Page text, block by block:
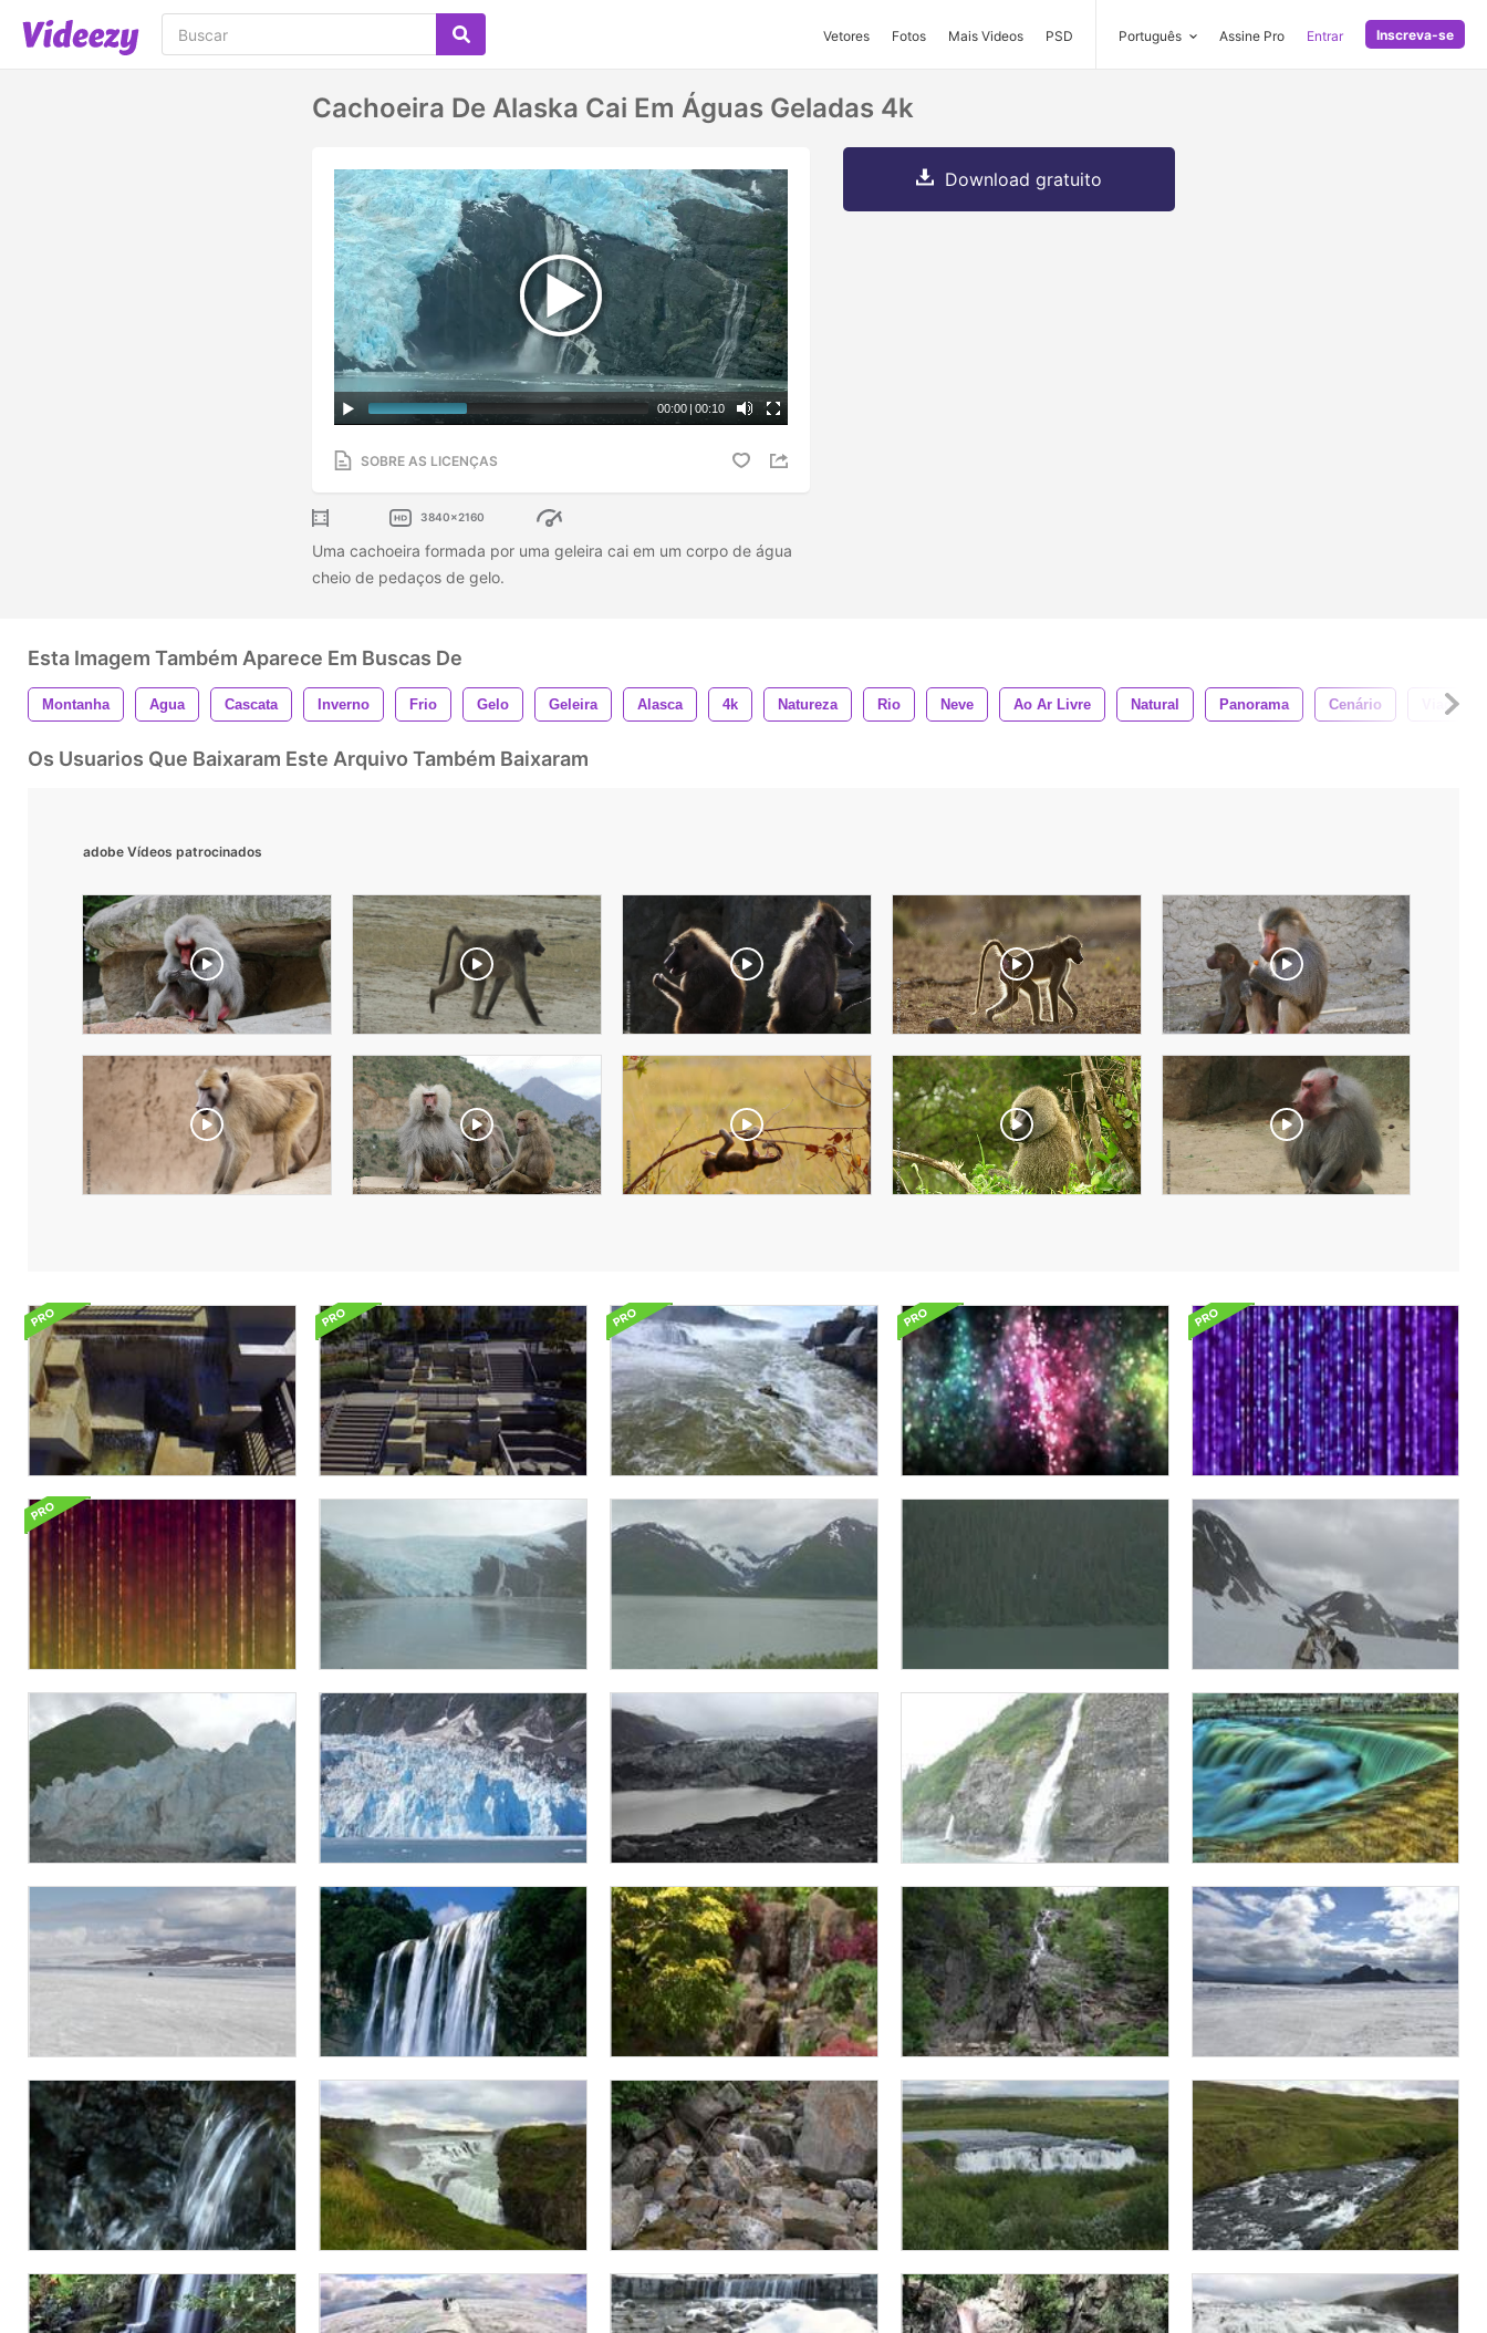
Vetores Fotos Mais Videos PSD Português Assine Pro Entrar Inscreva-se
Cachoeira De Alaska Cai Em Águas Geladas 4k
00:00 | 00:10
SOBRE AS LICENÇAS
3840x2160
Uma cachoeira formada por uma geleira cai em um corpo de água
cheio de pedaços de gelo.
Download gratuito
Esta Imagem Também Aparece Em Buscas De
Montanha Agua Cascata Inverno Frio Gelo Geleira Alasca 4k Natureza Rio Neve Ao Ar Livre Natural Panorama Cenário Viagem
Os Usuarios Que Baixaram Este Arquivo Também Baixaram
adobe Vídeos patrocinados